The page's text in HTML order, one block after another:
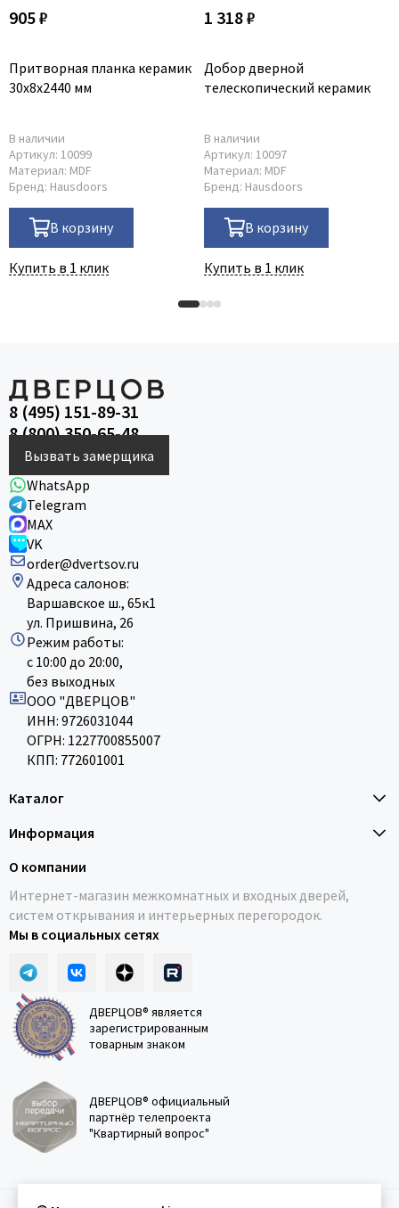
905 ₽
Притворная планка керамик
30x8x2440 мм
В наличии
Артикул: 10099
Материал: MDF
Бренд: Hausdoors
В корзину
Купить в 1 клик
1 318 ₽
Добор дверной
телескопический керамик
В наличии
Артикул: 10097
Материал: MDF
Бренд: Hausdoors
В корзину
Купить в 1 клик
8 (495) 151-89-31
8 (800) 350-65-48
Вызвать замерщика
WhatsApp
Telegram
MAX
VK
order@dvertsov.ru
Адреса салонов:
Варшавское ш., 65к1
ул. Пришвина, 26
Режим работы:
с 10:00 до 20:00,
без выходных
ООО "ДВЕРЦОВ"
ИНН: 9726031044
ОГРН: 1227700855007
КПП: 772601001
Каталог
Информация
О компании
Интернет-магазин межкомнатных и входных дверей,
систем открывания и интерьерных перегородок.
Мы в социальных сетях
ДВЕРЦОВ® является
зарегистрированным
товарным знаком
ДВЕРЦОВ® официальный
партнёр телепроекта
"Квартирный вопрос"